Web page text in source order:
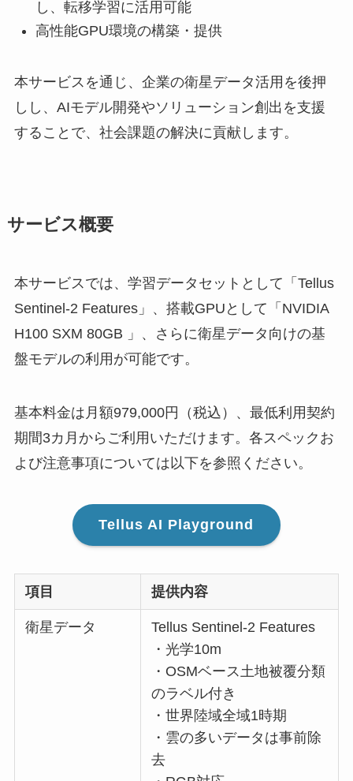
し、転移学習に活用可能
高性能GPU環境の構築・提供
本サービスを通じ、企業の衛星データ活用を後押
しし、AIモデル開発やソリューション創出を支援
することで、社会課題の解決に貢献します。
サービス概要
本サービスでは、学習データセットとして「Tellus
Sentinel-2 Features」、搭載GPUとして「NVIDIA
H100 SXM 80GB 」、さらに衛星データ向けの基
盤モデルの利用が可能です。
基本料金は月額979,000円（税込）、最低利用契約
期間3カ月からご利用いただけます。各スペックお
よび注意事項については以下を参照ください。
Tellus AI Playground
項目 提供内容
衛星データ
Tellus Sentinel-2 Features
・光学10m
・OSMベース土地被覆分類
のラベル付き
・世界陸域全域1時期
・雲の多いデータは事前除
去